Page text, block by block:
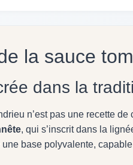
la sauce
dans la
n’est pas une recette
, qui s’inscrit dans la
base polyvalente,